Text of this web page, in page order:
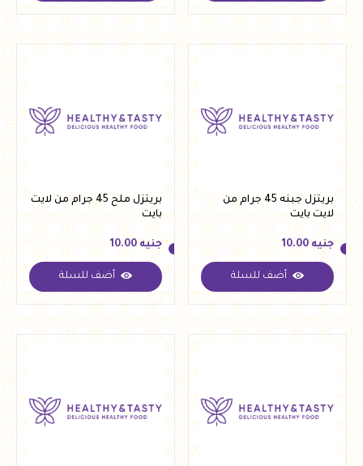
بريتزل جبنه 45 جرام من
لايت بايت
جنيه
جنيه 10.00
أضف للسلة
بريتزل ملح 45 جرام من لايت
بايت
جنيه
جنيه 10.00
أضف للسلة